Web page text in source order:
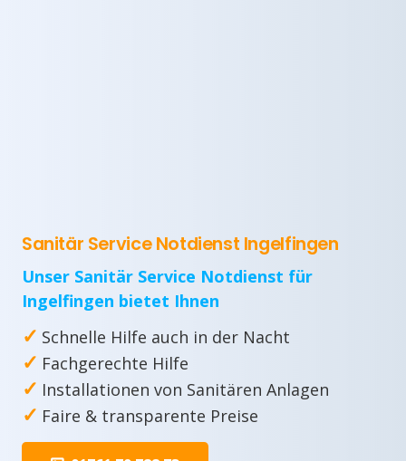
Sanitär Service Notdienst Ingelfingen
Unser Sanitär Service Notdienst für
Ingelfingen bietet Ihnen
✓ Schnelle Hilfe auch in der Nacht
✓ Fachgerechte Hilfe
✓ Installationen von Sanitären Anlagen
✓ Faire & transparente Preise